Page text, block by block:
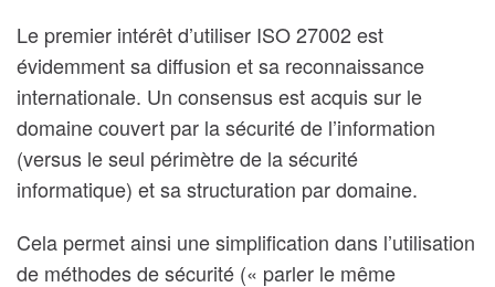
Le premier intérêt d’utiliser ISO 27002 est
évidemment sa diffusion et sa reconnaissance
internationale. Un consensus est acquis sur le
domaine couvert par la sécurité de l’information
(versus le seul périmètre de la sécurité
informatique) et sa structuration par domaine.
Cela permet ainsi une simplification dans l’utilisation
de méthodes de sécurité (« parler le même